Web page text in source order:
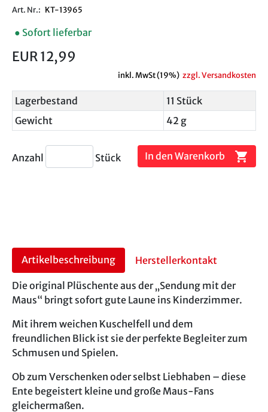
Art. Nr.: KT-13965
● Sofort lieferbar
EUR 12,99
inkl. MwSt (19%) zzgl. Versandkosten
Lagerbestand
11 Stück
Gewicht
42 g
Anzahl Stück In den Warenkorb shopping_cart
Artikelbeschreibung Herstellerkontakt
Die original Plüschente aus der „Sendung mit der
Maus“ bringt sofort gute Laune ins Kinderzimmer.
Mit ihrem weichen Kuschelfell und dem
freundlichen Blick ist sie der perfekte Begleiter zum
Schmusen und Spielen.
Ob zum Verschenken oder selbst Liebhaben – diese
Ente begeistert kleine und große Maus-Fans
gleichermaßen.